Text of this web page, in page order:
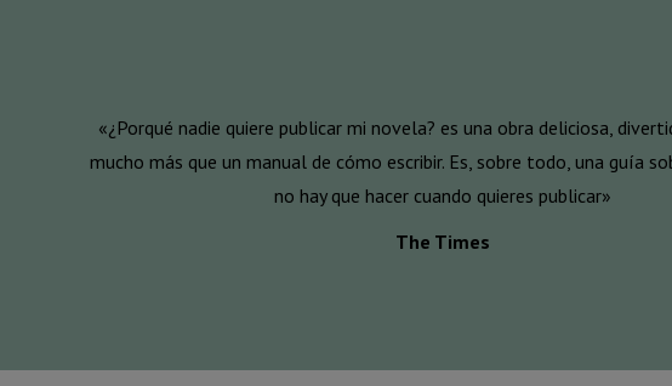
«¿Porqué nadie quiere publicar mi novela? es una obra deliciosa,
mucho más que un manual de cómo escribir. Es, sobre todo, una guía
no hay que hacer cuando quieres publicar»
The Times